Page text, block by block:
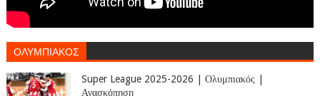
ΟΛΥΜΠΙΑΚΟΣ
Super League 2025-2026 | Ολυμπιακός |
Ανασκόπηση